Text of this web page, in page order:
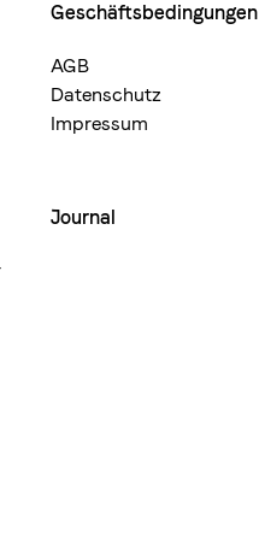
Geschäftsbedingungen
AGB
Datenschutz
Impressum
Journal